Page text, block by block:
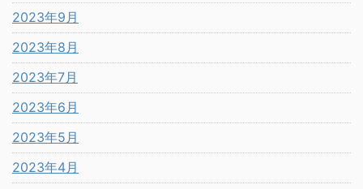
2023年9月
2023年8月
2023年7月
2023年6月
2023年5月
2023年4月